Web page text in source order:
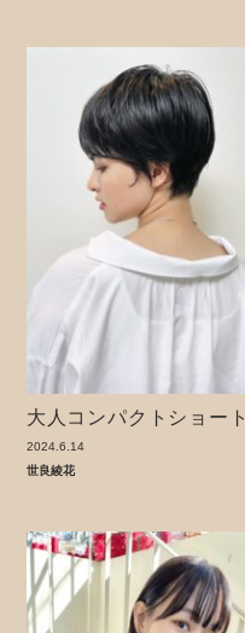
大人コンパクトショート
2024.6.14
世良綾花